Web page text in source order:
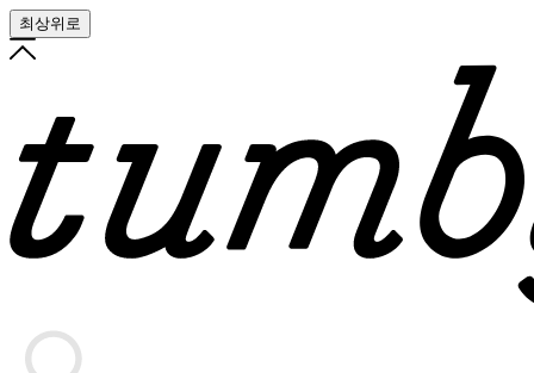
최상위로